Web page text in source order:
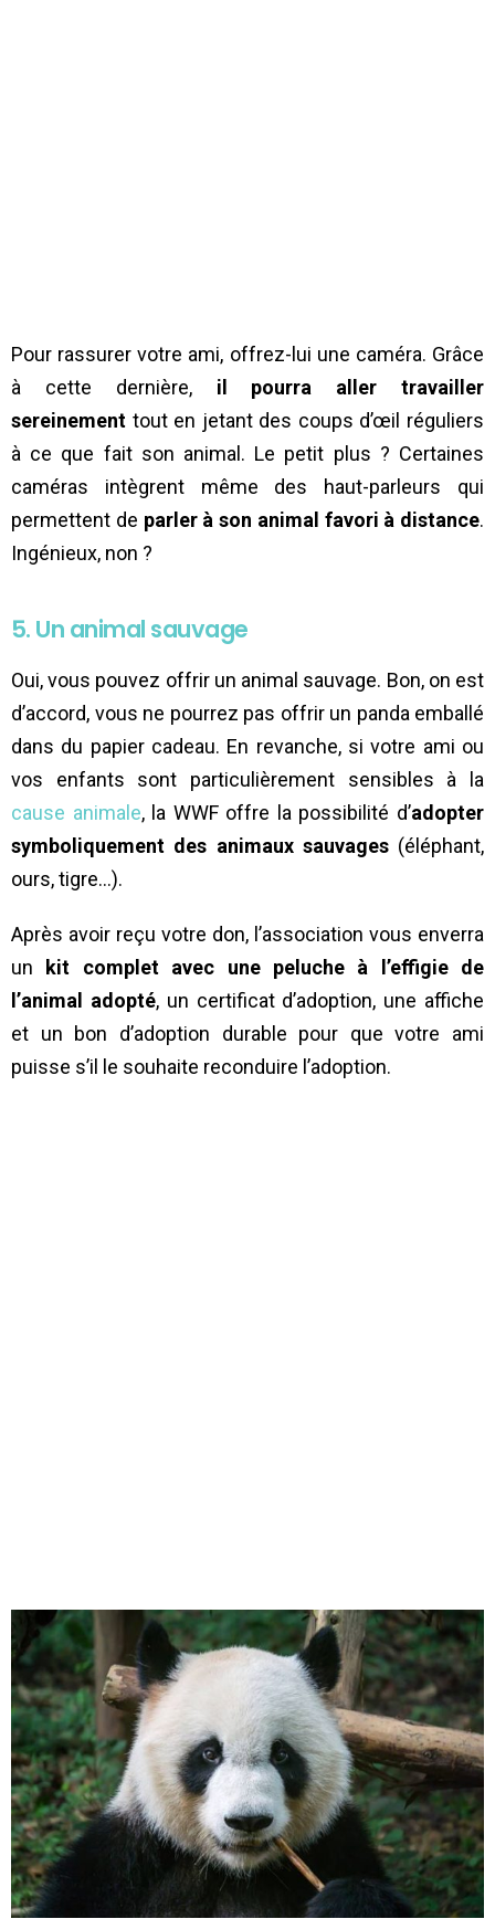
Pour rassurer votre ami, offrez-lui une caméra. Grâce
à cette dernière, il pourra aller travailler
sereinement tout en jetant des coups d’œil réguliers
à ce que fait son animal. Le petit plus ? Certaines
caméras intègrent même des haut-parleurs qui
permettent de parler à son animal favori à distance.
Ingénieux, non ?
5. Un animal sauvage
Oui, vous pouvez offrir un animal sauvage. Bon, on est
d’accord, vous ne pourrez pas offrir un panda emballé
dans du papier cadeau. En revanche, si votre ami ou
vos enfants sont particulièrement sensibles à la
cause animale, la WWF offre la possibilité d’adopter
symboliquement des animaux sauvages(éléphant,
ours, tigre…).
Après avoir reçu votre don, l’association vous enverra
un
kit complet avec une peluche à l’effigie de
l’animal adopté, un certificat d’adoption, une affiche
et un bon d’adoption durable pour que votre ami
puisse s’il le souhaite reconduire l’adoption.